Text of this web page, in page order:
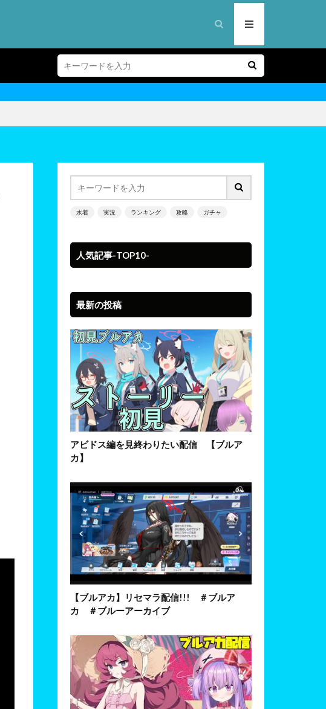
水着 実況 ランキング 攻略 ガチャ
人気記事-TOP10-
最新の投稿
アビドス編を見終わりたい配信 【ブルア
カ】
【ブルアカ】リセマラ配信!!! ＃ブルア
カ ＃ブルーアーカイブ